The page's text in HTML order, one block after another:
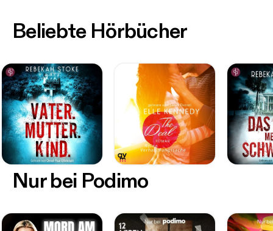
Nur bei Podimo
Beliebte Hörbücher